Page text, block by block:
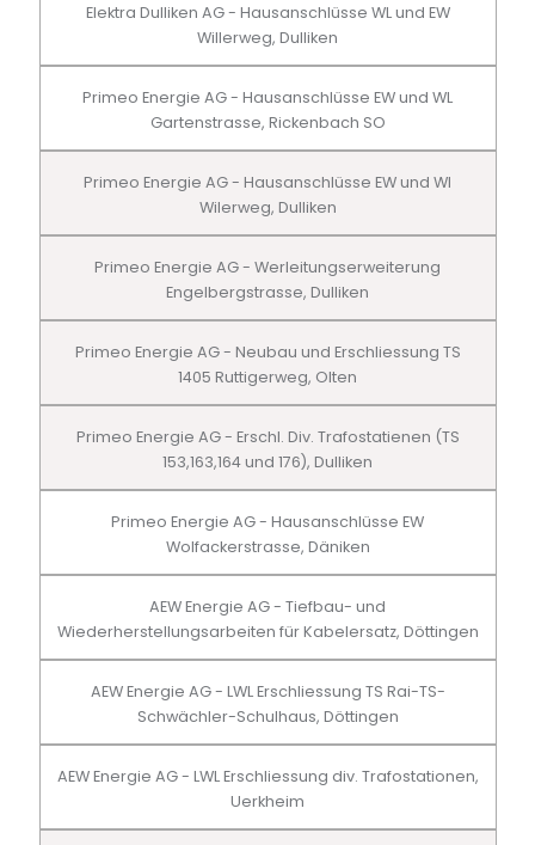
Elektra Dulliken AG - Hausanschlüsse WL und EW
Willerweg, Dulliken
Primeo Energie AG - Hausanschlüsse EW und WL
Gartenstrasse, Rickenbach SO
Primeo Energie AG - Hausanschlüsse EW und Wl
Wilerweg, Dulliken
Primeo Energie AG - Werleitungserweiterung
Engelbergstrasse, Dulliken
Primeo Energie AG - Neubau und Erschliessung TS
1405 Ruttigerweg, Olten
Primeo Energie AG - Erschl. Div. Trafostatienen (TS
153,163,164 und 176), Dulliken
Primeo Energie AG - Hausanschlüsse EW
Wolfackerstrasse, Däniken
AEW Energie AG - Tiefbau- und
Wiederherstellungsarbeiten für Kabelersatz, Döttingen
AEW Energie AG - LWL Erschliessung TS Rai-TS-
Schwächler-Schulhaus, Döttingen
AEW Energie AG - LWL Erschliessung div. Trafostationen,
Uerkheim